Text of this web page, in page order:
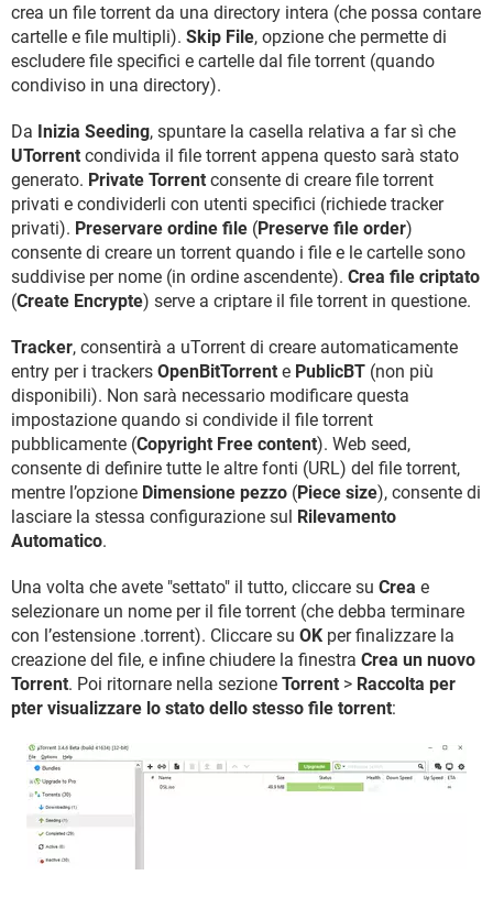
crea un file torrent da una directory intera (che possa contare
cartelle e file multipli). Skip File, opzione che permette di
escludere file specifici e cartelle dal file torrent (quando
condiviso in una directory).
Da Inizia Seeding, spuntare la casella relativa a far sì che
UTorrent condivida il file torrent appena questo sarà stato
generato. Private Torrent consente di creare file torrent
privati e condividerli con utenti specifici (richiede tracker
privati). Preservare ordine file (Preserve file order)
consente di creare un torrent quando i file e le cartelle sono
suddivise per nome (in ordine ascendente). Crea file criptato
(Create Encrypte) serve a criptare il file torrent in questione.
Tracker, consentirà a uTorrent di creare automaticamente
entry per i trackers OpenBitTorrent e PublicBT (non più
disponibili). Non sarà necessario modificare questa
impostazione quando si condivide il file torrent
pubblicamente (Copyright Free content). Web seed,
consente di definire tutte le altre fonti (URL) del file torrent,
mentre l’opzione Dimensione pezzo (Piece size), consente di
lasciare la stessa configurazione sul Rilevamento
Automatico.
Una volta che avete "settato" il tutto, cliccare su Crea e
selezionare un nome per il file torrent (che debba terminare
con l’estensione .torrent). Cliccare su OK per finalizzare la
creazione del file, e infine chiudere la finestra Crea un nuovo
Torrent. Poi ritornare nella sezione Torrent > Raccolta per
pter visualizzare lo stato dello stesso file torrent: